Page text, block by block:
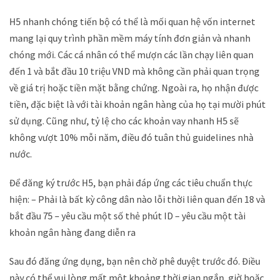
H5 nhanh chóng tiến bộ có thể là mối quan hệ vốn internet
mang lại quy trình phần mềm máy tính đơn giản và nhanh
chóng mới. Các cá nhân có thể mượn các lần chạy liên quan
đến 1 và bắt đầu 10 triệu VND mà không cần phải quan trọng
về giá trị hoặc tiền mặt bằng chứng. Ngoài ra, họ nhận được
tiền, đặc biệt là với tài khoản ngân hàng của họ tại mười phút
sử dụng. Cũng như, tỷ lệ cho các khoản vay nhanh H5 sẽ
không vượt 10% mỗi năm, điều đó tuân thủ guidelines nhà
nước.
Để đăng ký trước H5, bạn phải đáp ứng các tiêu chuẩn thực
hiện: – Phải là bất kỳ công dân nào lỗi thời liên quan đến 18 và
bắt đầu 75 – yêu cầu một số thẻ phút ID – yêu cầu một tài
khoản ngân hàng đang diễn ra
Sau đó đăng ứng dụng, bạn nên chờ phê duyệt trước đó. Điều
này có thể vui lòng mất một khoảng thời gian ngắn, giờ hoặc